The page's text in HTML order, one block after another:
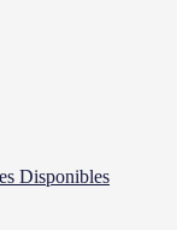
Disponibles